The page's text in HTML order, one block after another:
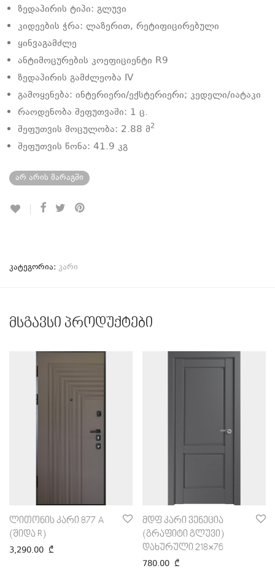
ზედაპირის ტიპი: გლუვი
კიდეების ჭრა: ლაზერით, რეტიფიცირებული
ყინვაგამძლე
ანტიმოცურების კოეფიციენტი R9
ზედაპირის გამძლეობა IV
გამოყენება: ინტერიერი/ექსტერიერი; კედელი/იატაკი
რაოდენობა შეფუთვაში: 1 ც.
შეფუთვის მოცულობა: 2.88 მ2
შეფუთვის წონა: 41.9 კგ
არ არის მარაგში
კატეგორია: კარი
მსგავსი პროდუქტები
ლითონის კარი 877 A
(შიდა R)
3,290.00 ₾
მდფ კარი ვენეცია
(გრაფიტი გლუვი)
დახურული 218×76
780.00 ₾